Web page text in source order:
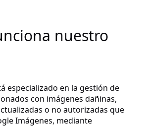
nuestro
especializado en la gestión de
con imágenes dañinas,
o no autorizadas que
Imágenes, mediante